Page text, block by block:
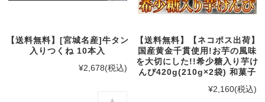
【送料無料】[宮城名産]牛タン
入りつくね 10本入
¥2,678(税込)
【送料無料】【ネコポス出荷】
国産黄金千貫使用!お芋の風味
を大切にした!!希少糖入り芋け
んぴ420g(210g×2袋) 和菓子
¥2,160(税込)